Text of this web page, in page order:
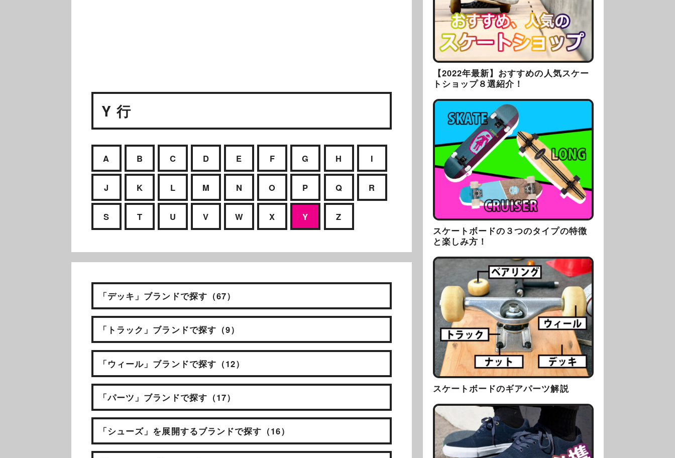
Y 行
A B C D E F G H I
J K L M N O P Q R
S T U V W X Y Z
「デッキ」ブランドで探す（67）
「トラック」ブランドで探す（9）
「ウィール」ブランドで探す（12）
「パーツ」ブランドで探す（17）
「シューズ」を展開するブランドで探す（16）
【2022年最新】おすすめの人気スケー
トショップ８選紹介！
スケートボードの３つのタイプの特徴
と楽しみ方！
スケートボードのギアパーツ解説